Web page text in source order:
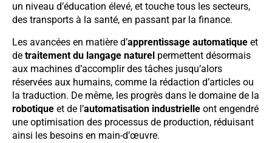
un niveau d’éducation élevé, et touche tous les secteurs,
des transports à la santé, en passant par la finance.
Les avancées en matière d’apprentissage automatique et
de traitement du langage naturel permettent désormais
aux machines d’accomplir des tâches jusqu’alors
réservées aux humains, comme la rédaction d’articles ou
la traduction. De même, les progrès dans le domaine de la
robotique et de l’automatisation industrielle ont engendré
une optimisation des processus de production, réduisant
ainsi les besoins en main-d’œuvre.